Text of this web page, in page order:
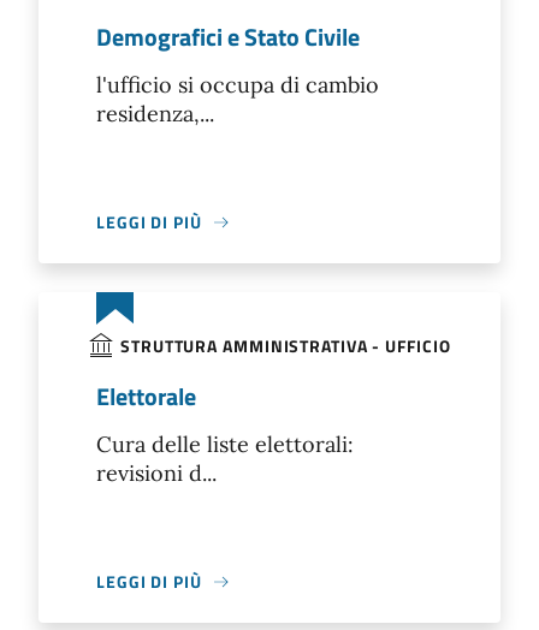
Demografici e Stato Civile
l'ufficio si occupa di cambio
residenza,...
LEGGI DI PIÙ
STRUTTURA AMMINISTRATIVA - UFFICIO
Elettorale
Cura delle liste elettorali:
revisioni d...
LEGGI DI PIÙ